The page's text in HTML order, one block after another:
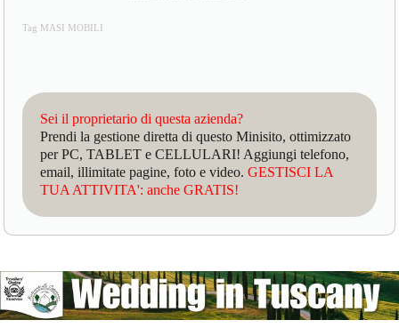
Tag MASI MOBILI
Sei il proprietario di questa azienda?
Prendi la gestione diretta di questo Minisito, ottimizzato
per PC, TABLET e CELLULARI! Aggiungi telefono,
email, illimitate pagine, foto e video.GESTISCI LA
TUA ATTIVITA': anche GRATIS!